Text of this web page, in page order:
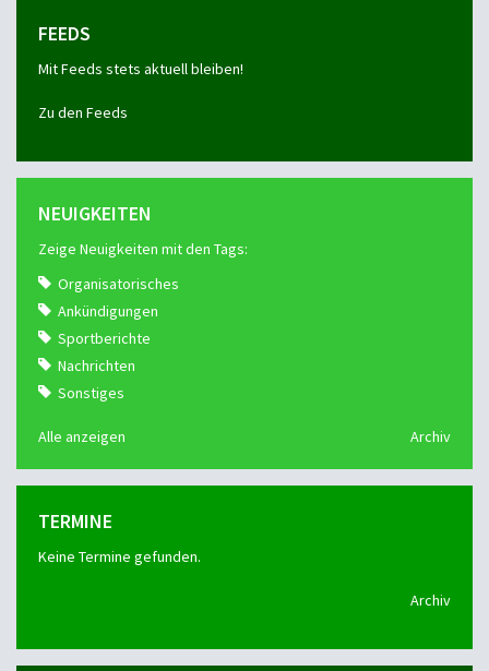
FEEDS
Mit Feeds stets aktuell bleiben!
Zu den Feeds
NEUIGKEITEN
Zeige Neuigkeiten mit den Tags:
Organisatorisches
Ankündigungen
Sportberichte
Nachrichten
Sonstiges
Alle anzeigen Archiv
TERMINE
Keine Termine gefunden.
Archiv